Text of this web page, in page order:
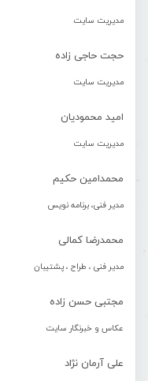
مدیریت سایت
حجت حاجی زاده
مدیریت سایت
امید محمودیان
مدیریت سایت
محمدامین حکیم
مدیر فنی، برنامه نویس
محمدرضا کمالی
مدیر فنی ، طراح ، پشتیبان
مجتبی حسن زاده
عکاس و خبرنگار سایت
علی آرمان نژاد